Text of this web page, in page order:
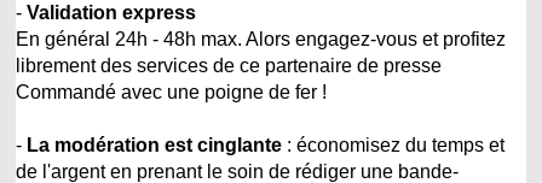
-Validation express
En général 24h - 48h max. Alors engagez-vous et profitez
librement des services de ce partenaire de presse
Commandé avec une poigne de fer !
- La modération est cinglante : économisez du temps et
de l'argent en prenant le soin de rédiger une bande-